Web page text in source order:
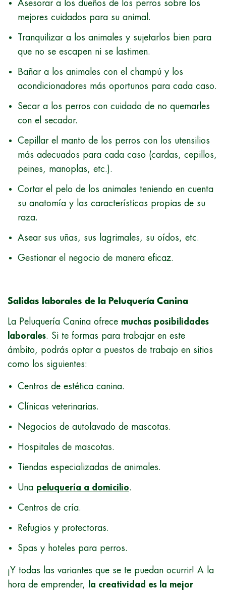
Asesorar a los dueños de los perros sobre los
mejores cuidados para su animal.
Tranquilizar a los animales y sujetarlos bien para
que no se escapen ni se lastimen.
Bañar a los animales con el champú y los
acondicionadores más oportunos para cada caso.
Secar a los perros con cuidado de no quemarles
con el secador.
Cepillar el manto de los perros con los utensilios
más adecuados para cada caso (cardas, cepillos,
peines, manoplas, etc.).
Cortar el pelo de los animales teniendo en cuenta
su anatomía y las características propias de su
raza.
Asear sus uñas, sus lagrimales, su oídos, etc.
Gestionar el negocio de manera eficaz.
Salidas laborales de la Peluquería Canina
La Peluquería Canina ofrece muchas posibilidades
laborales. Si te formas para trabajar en este
ámbito, podrás optar a puestos de trabajo en sitios
como los siguientes:
Centros de estética canina.
Clínicas veterinarias.
Negocios de autolavado de mascotas.
Hospitales de mascotas.
Tiendas especializadas de animales.
Una peluquería a domicilio.
Centros de cría.
Refugios y protectoras.
Spas y hoteles para perros.
¡Y todas las variantes que se te puedan ocurrir! A la
hora de emprender,
la creatividad es la mejor